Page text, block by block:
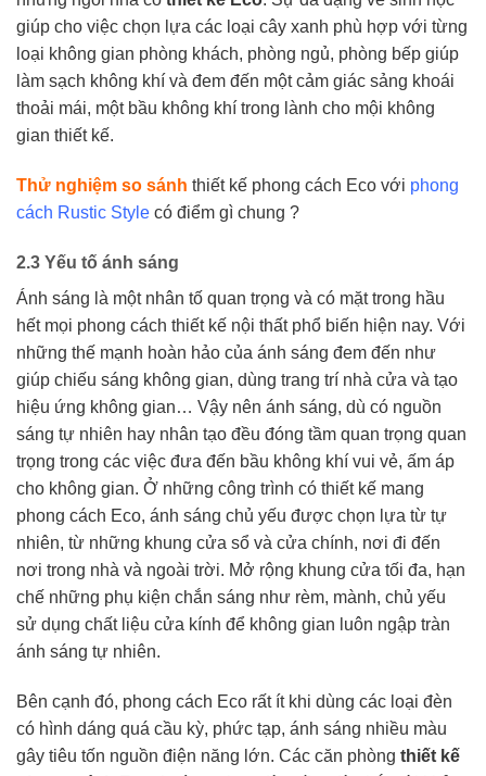
giúp cho việc chọn lựa các loại cây xanh phù hợp với từng
loại không gian phòng khách, phòng ngủ, phòng bếp giúp
làm sạch không khí và đem đến một cảm giác sảng khoái
thoải mái, một bầu không khí trong lành cho mội không
gian thiết kế.
Thử nghiệm so sánh thiết kế phong cách Eco với phong
cách Rustic Style có điểm gì chung ?
2.3 Yếu tố ánh sáng
Ánh sáng là một nhân tố quan trọng và có mặt trong hầu
hết mọi phong cách thiết kế nội thất phổ biến hiện nay. Với
những thế mạnh hoàn hảo của ánh sáng đem đến như
giúp chiếu sáng không gian, dùng trang trí nhà cửa và tạo
hiệu ứng không gian… Vậy nên ánh sáng, dù có nguồn
sáng tự nhiên hay nhân tạo đều đóng tầm quan trọng quan
trọng trong các việc đưa đến bầu không khí vui vẻ, ấm áp
cho không gian. Ở những công trình có thiết kế mang
phong cách Eco, ánh sáng chủ yếu được chọn lựa từ tự
nhiên, từ những khung cửa sổ và cửa chính, nơi đi đến
nơi trong nhà và ngoài trời. Mở rộng khung cửa tối đa, hạn
chế những phụ kiện chắn sáng như rèm, mành, chủ yếu
sử dụng chất liệu cửa kính để không gian luôn ngập tràn
ánh sáng tự nhiên.
Bên cạnh đó, phong cách Eco rất ít khi dùng các loại đèn
có hình dáng quá cầu kỳ, phức tạp, ánh sáng nhiều màu
gây tiêu tốn nguồn điện năng lớn. Các căn phòng thiết kế